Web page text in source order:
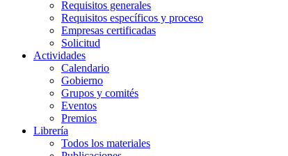
Requisitos generales
Requisitos específicos y proceso
Empresas certificadas
Solicitud
Actividades
Calendario
Gobierno
Grupos y comités
Eventos
Premios
Librería
Todos los materiales